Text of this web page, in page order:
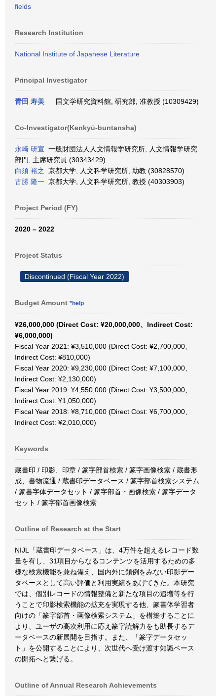
fields
Research Institution
National Institute of Japanese Literature
Principal Investigator
青田 寿美 国文学研究資料館, 研究部, 准教授 (10309429)
Co-Investigator(Kenkyū-buntansha)
永崎 研宣 一般財団法人人文情報学研究所, 人文情報学研究
部門, 主席研究員 (30343429)
白須 裕之
京都大学, 人文科学研究所, 助教 (30828570)
古勝 隆一 京都大学, 人文科学研究所, 教授 (40303903)
Project Period (FY)
2020 – 2022
Project Status
Discontinued (Fiscal Year 2022)
Budget Amount *help
¥26,000,000 (Direct Cost: ¥20,000,000、Indirect Cost:
¥6,000,000)
Fiscal Year 2021: ¥3,510,000 (Direct Cost: ¥2,700,000、
Indirect Cost: ¥810,000)
Fiscal Year 2020: ¥9,230,000 (Direct Cost: ¥7,100,000、
Indirect Cost: ¥2,130,000)
Fiscal Year 2019: ¥4,550,000 (Direct Cost: ¥3,500,000、
Indirect Cost: ¥1,050,000)
Fiscal Year 2018: ¥8,710,000 (Direct Cost: ¥6,700,000、
Indirect Cost: ¥2,010,000)
Keywords
蔵書印 / 印影、印章 / 篆字部首検索 / 篆字画像検索 / 蔵書形
成、書物流通 / 蔵書印データベース / 篆字部首検索システム
/ 篆書字体データセット / 篆字部首・画像検索 / 篆字データ
セット / 篆字部首画像検索
Outline of Research at the Start
NIJL「蔵書印データベース」は、4万件を超えるレコード数
量を有し、31項目からなるコンテンツを活用するための多
様な検索機能を兼ね備え、国内外に類例をみない印影デー
タベースとして高い評価と利用実績をあげてきた。本研究
では、個別レコードの情報整備と新たな項目の追増等を行
うことで印影検索機能の拡充を実現する他、篆書体学習者
向けの「篆字部首・画像検索システム」を構築することに
より、ユーザの高次利用に応え篆字読解力をも助長するデ
ータベースの新展開を目指す。また、「篆字データセッ
ト」を公開することにより、次世代へ受け渡す知識ベース
の開拓へと繋げる。
Outline of Annual Research Achievements